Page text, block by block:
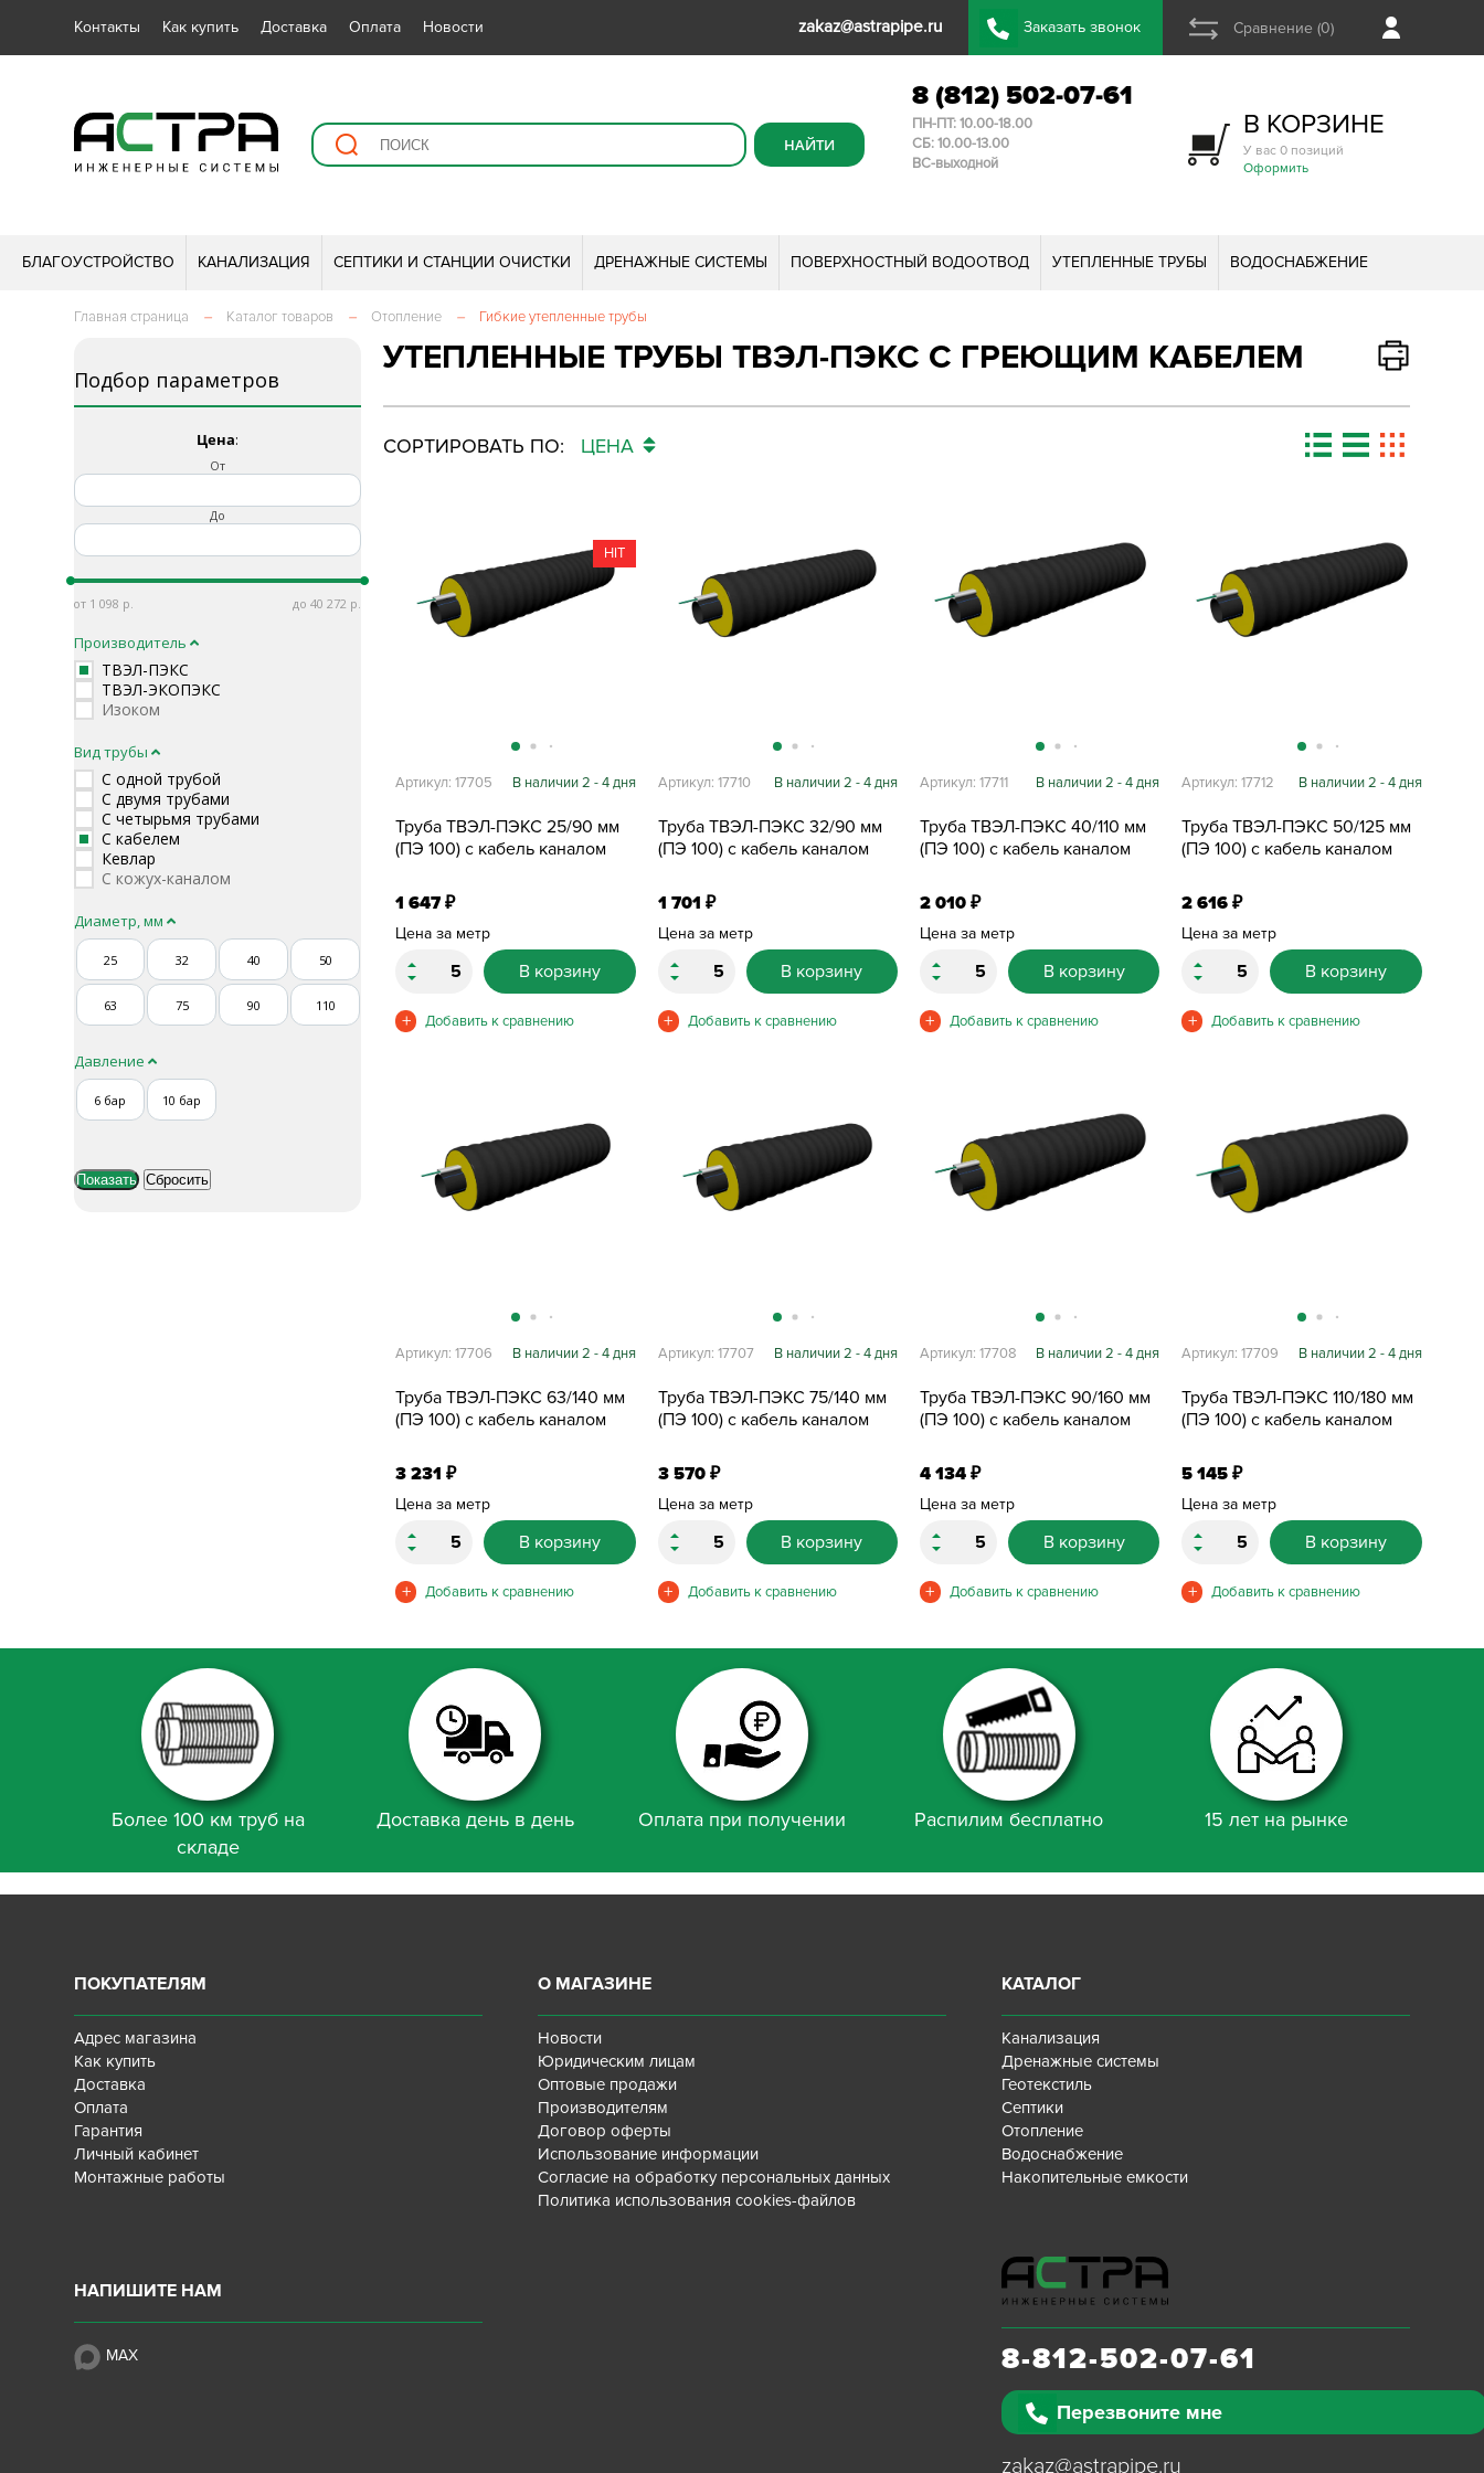
Контакты Как купить Доставка Оплата Новости zakaz@astrapipe.ru Заказать звонок Сравнение (0)
8 (812) 502-07-61
ПН-ПТ: 10.00-18.00
СБ: 10.00-13.00
ВС-выходной
В КОРЗИНЕ
У вас 0 позиций
Оформить
БЛАГОУСТРОЙСТВО КАНАЛИЗАЦИЯ СЕПТИКИ И СТАНЦИИ ОЧИСТКИ ДРЕНАЖНЫЕ СИСТЕМЫ ПОВЕРХНОСТНЫЙ ВОДООТВОД УТЕПЛЕННЫЕ ТРУБЫ ВОДОСНАБЖЕНИЕ
Главная страница – Каталог товаров – Отопление – Гибкие утепленные трубы
Подбор параметров
Цена:
От
До
1 098 40 272
Производитель
ТВЭЛ-ПЭКС
ТВЭЛ-ЭКОПЭКС
Изоком
Вид трубы
С одной трубой
С двумя трубами
С четырьмя трубами
С кабелем
Кевлар
С кожух-каналом
Диаметр, мм
25 32 40 50
63 75 90 110
Давление
6 бар 10 бар
УТЕПЛЕННЫЕ ТРУБЫ ТВЭЛ-ПЭКС С ГРЕЮЩИМ КАБЕЛЕМ
СОРТИРОВАТЬ ПО: ЦЕНА
HIT
Труба ТВЭЛ-ПЭКС 25/90 мм
(ПЭ 100) с кабель каналом
Артикул: 17705 В наличии 2 - 4 дня
1 647₽
Цена за метр
В корзину
Труба ТВЭЛ-ПЭКС 32/90 мм
(ПЭ 100) с кабель каналом
Артикул: 17710 В наличии 2 - 4 дня
1 701 ₽
Цена за метр
В корзину
Труба ТВЭЛ-ПЭКС 40/110 мм
(ПЭ 100) с кабель каналом
Артикул: 17711 В наличии 2 - 4 дня
2 010 ₽
Цена за метр
В корзину
Труба ТВЭЛ-ПЭКС 50/125 мм
(ПЭ 100) с кабель каналом
Артикул: 17712 В наличии 2 - 4 дня
2 616₽
Цена за метр
В корзину
Труба ТВЭЛ-ПЭКС 63/140 мм
(ПЭ 100) с кабель каналом
Артикул: 17706 В наличии 2 - 4 дня
3 231₽
Цена за метр
В корзину
Труба ТВЭЛ-ПЭКС 75/140 мм
(ПЭ 100) с кабель каналом
Артикул: 17707 В наличии 2 - 4 дня
3 570 ₽
Цена за метр
В корзину
Труба ТВЭЛ-ПЭКС 90/160 мм
(ПЭ 100) с кабель каналом
Артикул: 17708 В наличии 2 - 4 дня
4 134 ₽
Цена за метр
В корзину
Труба ТВЭЛ-ПЭКС 110/180 мм
(ПЭ 100) с кабель каналом
Артикул: 17709 В наличии 2 - 4 дня
5 145₽
Цена за метр
В корзину
Более 100 км труб на
складе
Доставка день в день Оплата при получении Распилим бесплатно 15 лет на рынке
8-812-502-07-61
Перезвоните мне
zakaz@astrapipe.ru
ПОКУПАТЕЛЯМ
Адрес магазина
Как купить
Доставка
Оплата
Гарантия
Личный кабинет
Монтажные работы
О МАГАЗИНЕ
Новости
Юридическим лицам
Оптовые продажи
Производителям
Договор оферты
Использование информации
Согласие на обработку персональных данных
Политика использования cookies-файлов
КАТАЛОГ
Канализация
Дренажные системы
Геотекстиль
Септики
Отопление
Водоснабжение
Накопительные емкости
НАПИШИТЕ НАМ
MAX